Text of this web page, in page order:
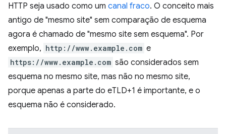
HTTP seja usado como um canal fraco. O conceito mais
antigo de "mesmo site" sem comparação de esquema
agora é chamado de "mesmo site sem esquema". Por
exemplo, http://www.example.com e
https://www.example.com são considerados sem
esquema no mesmo site, mas não no mesmo site,
porque apenas a parte do eTLD+1 é importante, e o
esquema não é considerado.